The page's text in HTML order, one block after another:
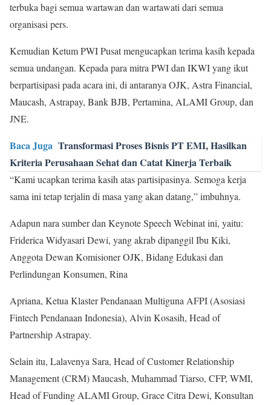
terbuka bagi semua wartawan dan wartawati dari semua
organisasi pers.
Kemudian Ketum PWI Pusat mengucapkan terima kasih kepada
semua undangan. Kepada para mitra PWI dan IKWI yang ikut
berpartisipasi pada acara ini, di antaranya OJK, Astra Financial,
Maucash, Astrapay, Bank BJB, Pertamina, ALAMI Group, dan
JNE.
Baca Juga Transformasi Proses Bisnis PT EMI, Hasilkan
Kriteria Perusahaan Sehat dan Catat Kinerja Terbaik
“Kami ucapkan terima kasih atas partisipasinya. Semoga kerja
sama ini tetap terjalin di masa yang akan datang,” imbuhnya.
Adapun nara sumber dan Keynote Speech Webinat ini, yaitu:
Friderica Widyasari Dewi, yang akrab dipanggil Ibu Kiki,
Anggota Dewan Komisioner OJK, Bidang Edukasi dan
Perlindungan Konsumen, Rina
Apriana, Ketua Klaster Pendanaan Multiguna AFPI (Asosiasi
Fintech Pendanaan Indonesia), Alvin Kosasih, Head of
Partnership Astrapay.
Selain itu, Lalavenya Sara, Head of Customer Relationship
Management (CRM) Maucash, Muhammad Tiarso, CFP, WMI,
Head of Funding ALAMI Group, Grace Citra Dewi, Konsultan